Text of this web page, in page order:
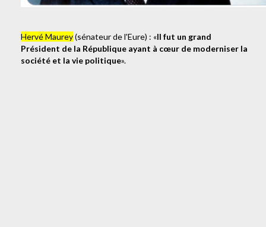
Hervé Maurey(sénateur de l'Eure) : «Il fut un grand
Président de la République ayant à cœur de moderniser la
société et la vie politique».